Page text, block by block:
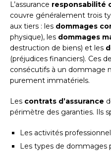
L’assurance responsabilité
couvre généralement trois
aux tiers : les dommages
physique), les dommages
destruction de biens) et les
(préjudices financiers). Ces
consécutifs à un dommage
purement immatériels.
Les contrats d’assurance
périmètre des garanties. Ils
Les activités
Les types de dommages